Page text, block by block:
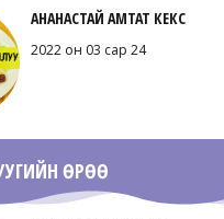
АНАНАСТАЙ АМТАТ КЕКС
2022 он 03 сар 24
ӨРӨӨ